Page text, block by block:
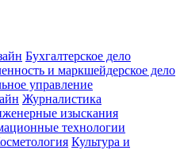
Бухгалтерское дело
и маркшейдерское дело
управление
Журналистика
изыскания
технологии
Культура и